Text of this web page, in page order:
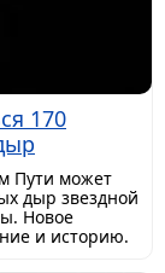
170
Пути может
дыр звездной
Новое
и историю.